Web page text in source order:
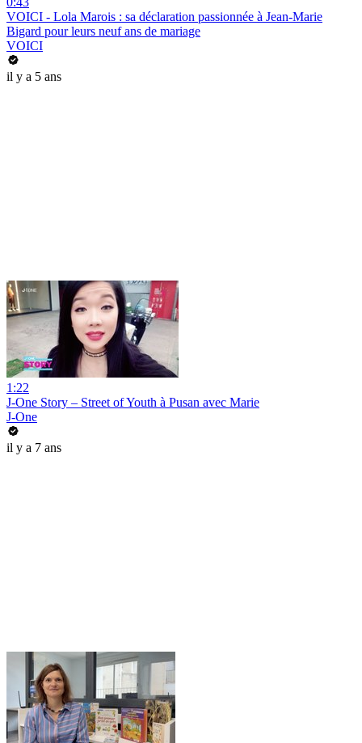
VOICI - Lola Marois : sa déclaration passionnée à Jean-Marie
Bigard pour leurs neuf ans de mariage
VOICI
il y a 5 ans
1:22
J-One Story – Street of Youth à Pusan avec Marie
J-One
il y a 7 ans